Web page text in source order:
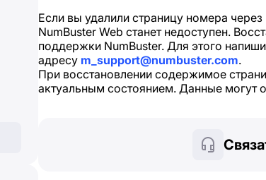
Если вы удалили страницу номера через
NumBuster Web станет недоступен.
поддержки NumBuster. Для этого
адресу m_support@numbuster.com.
При восстановлении содержимое
актуальным состоянием. Данные могут